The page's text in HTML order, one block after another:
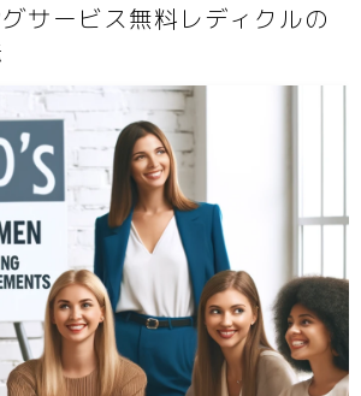
ール
サービス無料レディクルの